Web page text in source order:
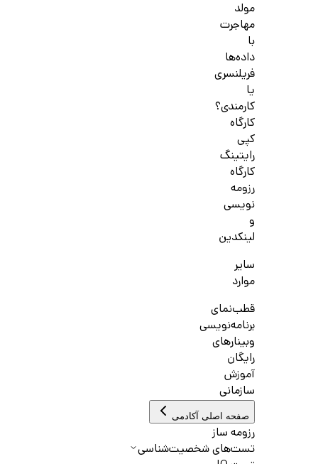
مولد
مهاجرت
با
داده‌ها
فریلنسری
یا
کارمندی؟
کارگاه
کپی
رایتینگ
کارگاه
رزومه
نویسی
و
لینکدین
سایر
موارد
قطب‌نمای
برنامه‌نویسی
وبینارهای
رایگان
آموزش
سازمانی
صفحه اصلی آکادمی
رزومه ساز
تست‌های شخصیت‌شناسی